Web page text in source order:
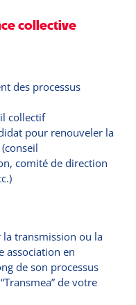
collective
des processus
collectif
pour renouveler la
comité de direction
transmission ou la
association en
de son processus
de votre